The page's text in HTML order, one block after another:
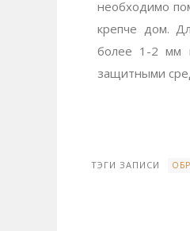
необходимо
крепче дом.
более 1-2 мм
защитными
ТЭГИ ЗАПИСИ